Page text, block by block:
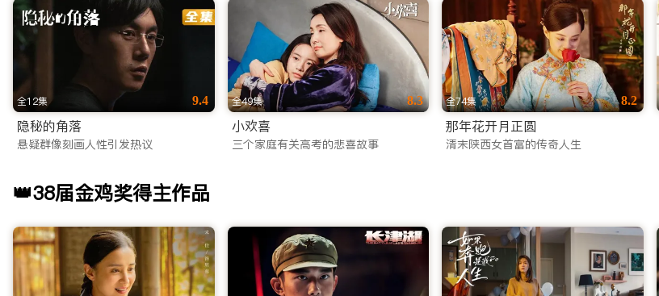
全12集 9.4
隐秘的角落
悬疑群像刻画人性引发热议
全49集 8.3
小欢喜
三个家庭有关高考的悲喜故事
全74集 8.2
那年花开月正圆
清末陕西女首富的传奇人生
👑38届金鸡奖得主作品